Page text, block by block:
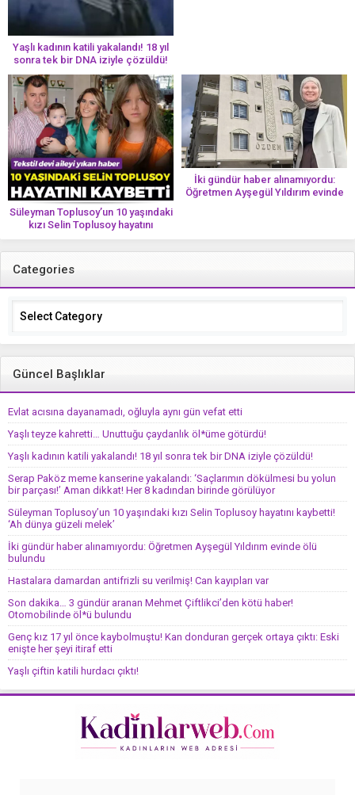
Yaşlı kadının katili yakalandı! 18 yıl
sonra tek bir DNA iziyle çözüldü!
Süleyman Toplusoy’un 10 yaşındaki
kızı Selin Toplusoy hayatını
kaybetti! ‘Ah dünya güzeli melek’
İki gündür haber alınamıyordu:
Öğretmen Ayşegül Yıldırım evinde
Categories
Categories
Güncel Başlıklar
Evlat acısına dayanamadı, oğluyla aynı gün vefat etti
Yaşlı teyze kahretti… Unuttuğu çaydanlık öl*üme götürdü!
Yaşlı kadının katili yakalandı! 18 yıl sonra tek bir DNA iziyle çözüldü!
Serap Paköz meme kanserine yakalandı: ‘Saçlarımın dökülmesi bu yolun
bir parçası!’ Aman dikkat! Her 8 kadından birinde görülüyor
Süleyman Toplusoy’un 10 yaşındaki kızı Selin Toplusoy hayatını kaybetti!
‘Ah dünya güzeli melek’
İki gündür haber alınamıyordu: Öğretmen Ayşegül Yıldırım evinde ölü
bulundu
Hastalara damardan antifrizli su verilmiş! Can kayıpları var
Son dakika… 3 gündür aranan Mehmet Çiftlikci’den kötü haber!
Otomobilinde öl*ü bulundu
Genç kız 17 yıl önce kaybolmuştu! Kan donduran gerçek ortaya çıktı: Eski
enişte her şeyi itiraf etti
Yaşlı çiftin katili hurdacı çıktı!